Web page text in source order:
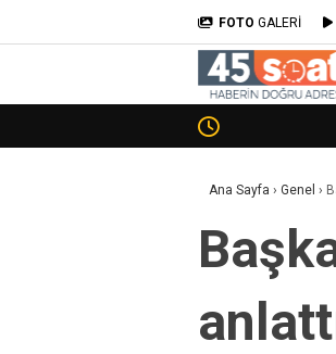
FOTO GALERİ
Ana Sayfa › Genel ›